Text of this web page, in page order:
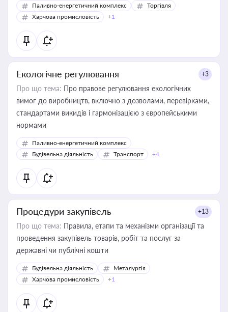
Паливно-енергетичний комплекс
Торгівля
Харчова промисловість
+1
Екологічне регулювання +3
Про що тема: Про правове регулювання екологічних
вимог до виробництв, включно з дозволами, перевірками,
стандартами викидів і гармонізацією з європейськими
нормами
Паливно-енергетичний комплекс
Будівельна діяльність
Транспорт +4
Процедури закупівель +13
Про що тема: Правила, етапи та механізми організації та
проведення закупівель товарів, робіт та послуг за
державні чи публічні кошти
Будівельна діяльність
Металургія
Харчова промисловість
+1